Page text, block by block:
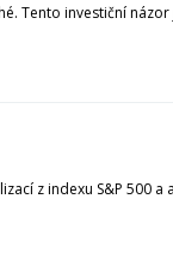
Tento investiční
z indexu S&P